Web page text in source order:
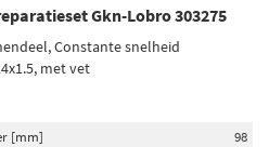
Gkn-Lobro 303275
Constante snelheid
met vet
[mm] 98